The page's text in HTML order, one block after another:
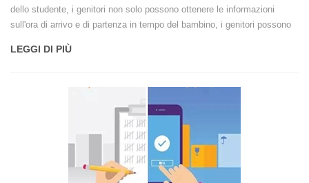
dello studente, i genitori non solo possono ottenere le informazioni
sull'ora di arrivo e di partenza in tempo del bambino, i genitori possono
efficacemente con la scuola per fornire orientamento e istruzione al
e una stretta comunicazione con i genitori,
LEGGI DI PIÙ